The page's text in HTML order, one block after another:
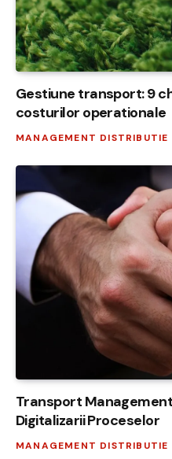
Gestiune transport: 9
costurilor operationale
MANAGEMENT DISTRIBUTIE
Transport
Digitalizarii Proceselor
MANAGEMENT DISTRIBUTIE